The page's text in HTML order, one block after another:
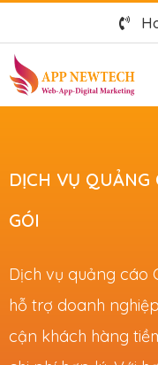
DỊCH VỤ QUẢNG
GÓI
Dịch vụ quảng cáo
hỗ trợ doanh
cận khách hàng